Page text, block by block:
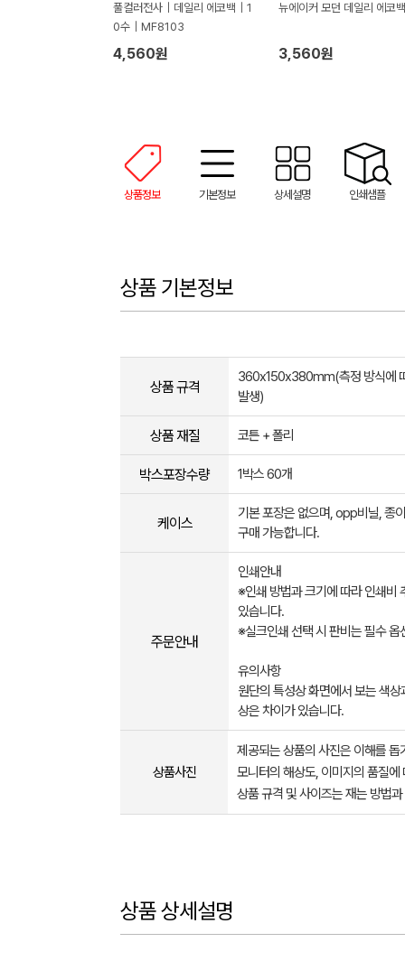
풀컬러전사｜데일리 에코백｜1
0수｜MF8103
4,560원
뉴에이커 모던 데일리 에코백
3,560원
상품정보 기본정보 상세설명 인쇄샘플
상품 기본정보
상품 규격
360x150x380mm(측정 방식에
발생)
상품 재질 코튼 + 폴리
박스포장수량 1박스 60개
케이스
기본 포장은 없으며, opp비닐, 종
구매 가능합니다.
주문안내
인쇄안내
※인쇄 방법과 크기에 따라 인쇄비
있습니다.
※실크인쇄 선택 시 판비는 필수 옵
유의사항
원단의 특성상 화면에서 보는 색상
상은 차이가 있습니다.
상품사진
제공되는 상품의 사진은 이해를
모니터의 해상도, 이미지의 품질
상품 규격 및 사이즈는 재는 방법
상품 상세설명